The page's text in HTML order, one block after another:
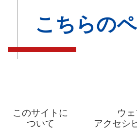
こちらの
このサイトに
ついて
ウ
アクセシ